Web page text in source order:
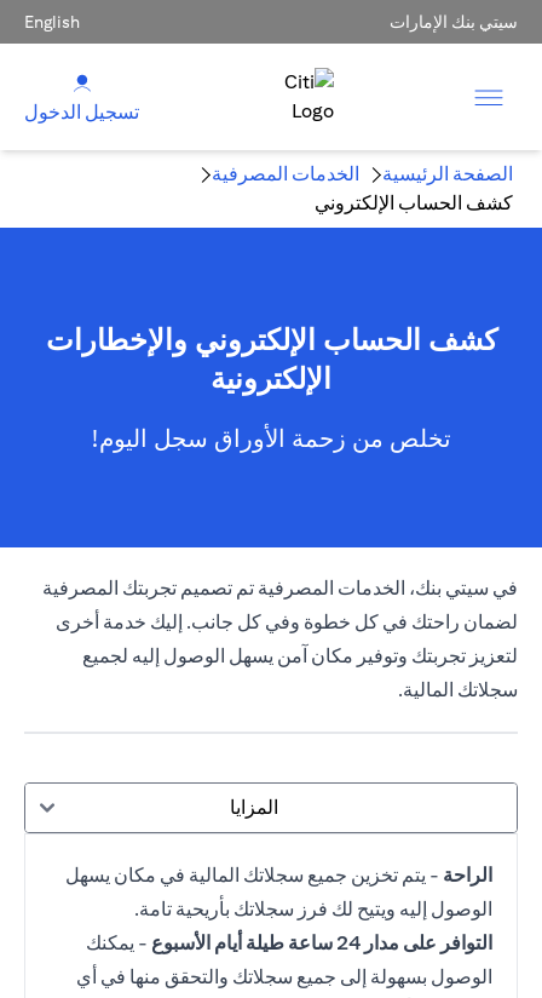
سيتي بنك الإمارات English
تسجيل الدخول
الصفحة الرئيسية
الخدمات المصرفية
كشف الحساب الإلكتروني
كشف الحساب الإلكتروني والإخطارات
الإلكترونية
تخلص من زحمة الأوراق سجل اليوم!
في سيتي بنك، الخدمات المصرفية opens in a new tab
تم تصميم تجربتك المصرفية
لضمان راحتك في كل خطوة وفي كل جانب. إليك خدمة أخرى
لتعزيز تجربتك وتوفير مكان آمن يسهل الوصول إليه لجميع
سجلاتك المالية.
المزايا
الراحة - يتم تخزين جميع سجلاتك المالية في مكان يسهل
الوصول إليه ويتيح لك فرز سجلاتك بأريحية تامة.
التوافر على مدار 24 ساعة طيلة أيام الأسبوع
- يمكنك
الوصول بسهولة إلى جميع سجلاتك والتحقق منها في أي